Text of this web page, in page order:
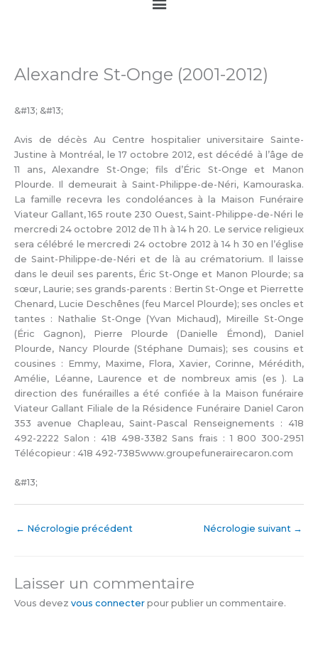
Alexandre St-Onge (2001-2012)
&#13; &#13;
Avis de décès Au Centre hospitalier universitaire Sainte-
Justine à Montréal, le 17 octobre 2012, est décédé à l’âge de
11 ans, Alexandre St-Onge; fils d’Éric St-Onge et Manon
Plourde. Il demeurait à Saint-Philippe-de-Néri, Kamouraska.
La famille recevra les condoléances à la Maison Funéraire
Viateur Gallant, 165 route 230 Ouest, Saint-Philippe-de-Néri le
mercredi 24 octobre 2012 de 11 h à 14 h 20. Le service religieux
sera célébré le mercredi 24 octobre 2012 à 14 h 30 en l’église
de Saint-Philippe-de-Néri et de là au crématorium. Il laisse
dans le deuil ses parents, Éric St-Onge et Manon Plourde; sa
sœur, Laurie; ses grands-parents : Bertin St-Onge et Pierrette
Chenard, Lucie Deschênes (feu Marcel Plourde); ses oncles et
tantes : Nathalie St-Onge (Yvan Michaud), Mireille St-Onge
(Éric Gagnon), Pierre Plourde (Danielle Émond), Daniel
Plourde, Nancy Plourde (Stéphane Dumais); ses cousins et
cousines : Emmy, Maxime, Flora, Xavier, Corinne, Mérédith,
Amélie, Léanne, Laurence et de nombreux amis (es ). La
direction des funérailles a été confiée à la Maison funéraire
Viateur Gallant Filiale de la Résidence Funéraire Daniel Caron
353 avenue Chapleau, Saint-Pascal Renseignements : 418
492-2222 Salon : 418 498-3382 Sans frais : 1 800 300-2951
Télécopieur : 418 492-7385www.groupefunerairecaron.com
&#13;
← Nécrologie précédent Nécrologie suivant →
Laisser un commentaire
Vous devez vous connecter pour publier un commentaire.